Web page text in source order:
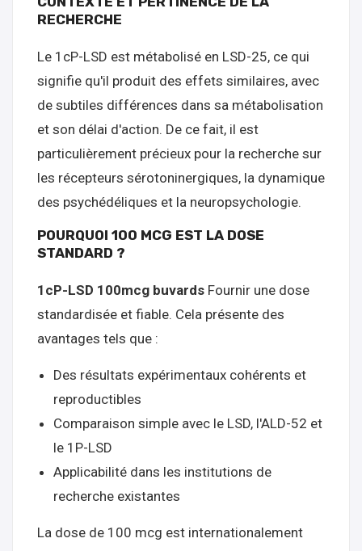
RECHERCHE
Le 1cP-LSD est métabolisé en LSD-25, ce qui
signifie qu'il produit des effets similaires, avec
de subtiles différences dans sa métabolisation
et son délai d'action. De ce fait, il est
particulièrement précieux pour la recherche sur
les récepteurs sérotoninergiques, la dynamique
des psychédéliques et la neuropsychologie.
POURQUOI 100 MCG EST LA DOSE
STANDARD ?
1cP-LSD 100mcg buvards Fournir une dose
standardisée et fiable. Cela présente des
avantages tels que :
Des résultats expérimentaux cohérents et
reproductibles
Comparaison simple avec le LSD, l'ALD-52 et
le 1P-LSD
Applicabilité dans les institutions de
recherche existantes
La dose de 100 mcg est internationalement